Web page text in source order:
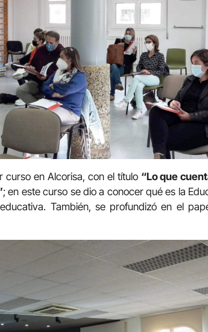
curso en Alcorisa, con el título “Lo que
; en este curso se dio a conocer qué es la
También, se profundizó en el